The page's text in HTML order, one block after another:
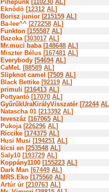
Pihepunk [110230 AL]
Eknödö [12312 AL]
Borisz junior [215159 AL]
Ba-lee^^ [272258 AL]
Funkton [155587 AL]
Bazoka [303017 AL]
Mr.muci baba [148648 AL]
Miszter Bélus [167481 AL]
Everybody [54694 AL]
CaMeL [88589 AL]
Slipknot camel [7509 AL]
Black Bettike [92119 AL]
primuli [216413 AL]
Pottyantó [17070 AL]
GyűrűkUraKirályVisszatér [72244 AL
Natascha 01 [213392 AL]
teveszáz [167065 AL]
Pukoja [226296 AL]
Riccike [174375 AL]
Husi Musi [194251 AL]
kicsi en [253548 AL]
Saly10 [193729 AL]
Koppány1100 [155223 AL]
Dark Man [67449 AL]
MRS.Eko [175560 AL]
Artúr úr [210763 AL]